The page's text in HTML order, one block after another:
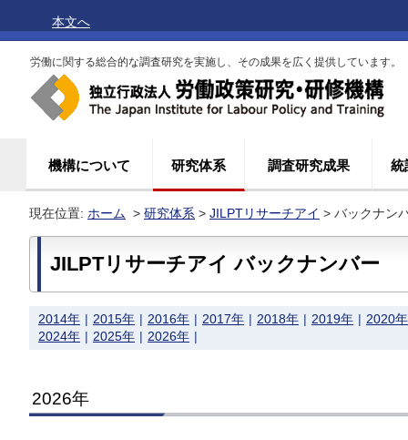
本文へ
労働に関する総合的な調査研究を実施し、その成果を広く提供しています。
機構について 研究体系 調査研究成果 統
現在位置: ホーム > 研究体系 > JILPTリサーチアイ > バックナン
JILPTリサーチアイ バックナンバー
2014年 2015年 2016年 2017年 2018年 2019年
2020年
2024年
2025年 2026年
2026年